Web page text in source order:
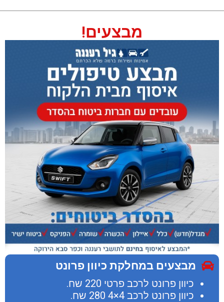
מבצעים!
מבצעים במחלקת כיוון פרונט
כיוון פרונט לרכב פרטי 220 שח.
כיוון פרונט לרכב 4×4 280 שח.